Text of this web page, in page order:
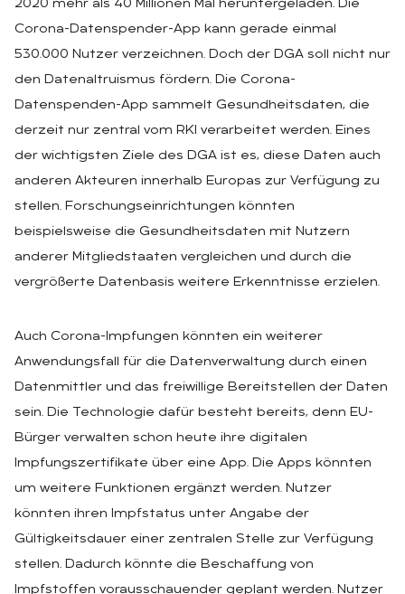
2020 mehr als 40 Millionen Mal heruntergeladen. Die
Corona-Datenspender-App kann gerade einmal
530.000 Nutzer verzeichnen. Doch der DGA soll nicht nur
den Datenaltruismus fördern. Die Corona-
Datenspenden-App sammelt Gesundheitsdaten, die
derzeit nur zentral vom RKI verarbeitet werden. Eines
der wichtigsten Ziele des DGA ist es, diese Daten auch
anderen Akteuren innerhalb Europas zur Verfügung zu
stellen. Forschungseinrichtungen könnten
beispielsweise die Gesundheitsdaten mit Nutzern
anderer Mitgliedstaaten vergleichen und durch die
vergrößerte Datenbasis weitere Erkenntnisse erzielen.
Auch Corona-Impfungen könnten ein weiterer
Anwendungsfall für die Datenverwaltung durch einen
Datenmittler und das freiwillige Bereitstellen der Daten
sein. Die Technologie dafür besteht bereits, denn EU-
Bürger verwalten schon heute ihre digitalen
Impfungszertifikate über eine App. Die Apps könnten
um weitere Funktionen ergänzt werden. Nutzer
könnten ihren Impfstatus unter Angabe der
Gültigkeitsdauer einer zentralen Stelle zur Verfügung
stellen. Dadurch könnte die Beschaffung von
Impfstoffen vorausschauender geplant werden. Nutzer